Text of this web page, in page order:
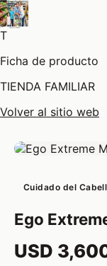
T
Ficha de producto
TIENDA FAMILIAR
Volver al sitio web
Cuidado del
Ego
USD